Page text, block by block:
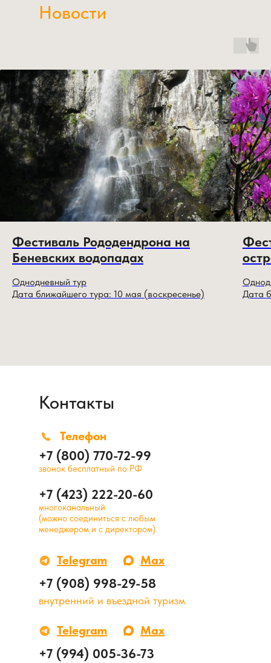
Новости
Фестиваль Рододендрона на
Беневских водопадах
Однодневный тур
Дата ближайшего тура: 10 мая (воскресенье)
Дата
Контакты
Телефон
+7 (800) 770-72-99
+7 (423) 222-20-60
звонок бесплатный по РФ
+7 (908) 998-29-58
многоканальный
(можно соединиться с любым
менеджером и с директором)
Telegram
Telegram
+7 (994) 005-36-73
внутренний и въездной туризм
Max
Max